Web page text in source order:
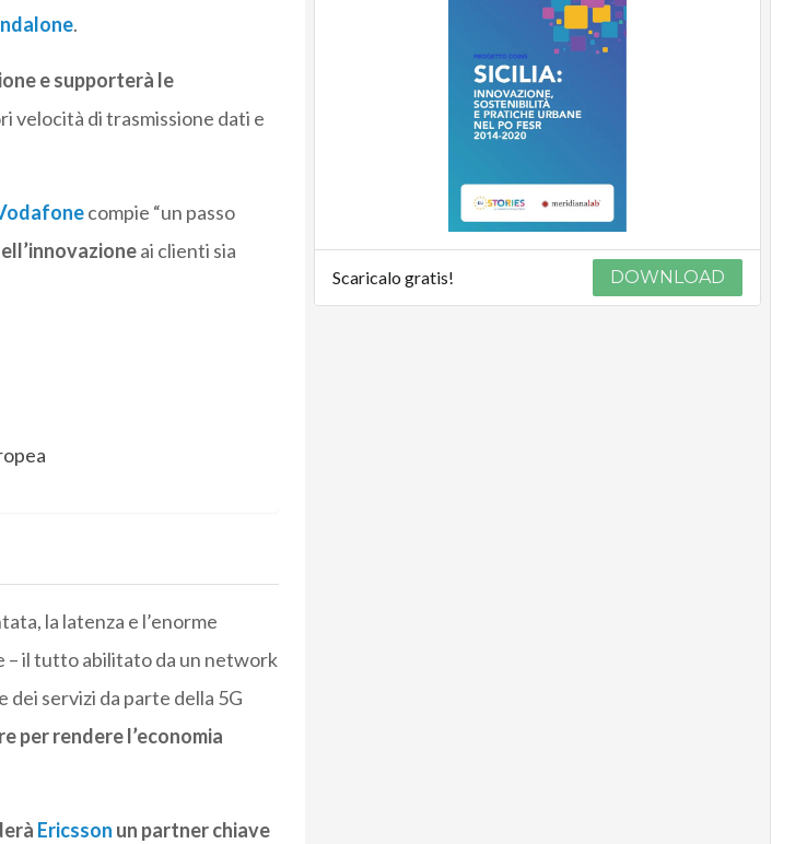
.
e supporterà le
velocità di trasmissione dati e
compie “un passo
ai clienti sia
la latenza e l’enorme
– il tutto abilitato da un network
dei servizi da parte della 5G
per rendere l’economia
Ericsson un partner chiave
Scaricalo gratis! DOWNLOAD